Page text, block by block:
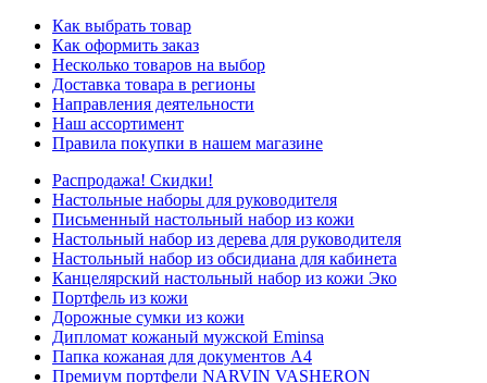
Как выбрать товар
Как оформить заказ
Несколько товаров на выбор
Доставка товара в регионы
Направления деятельности
Наш ассортимент
Правила покупки в нашем магазине
Распродажа! Скидки!
Настольные наборы для руководителя
Письменный настольный набор из кожи
Настольный набор из дерева для руководителя
Настольный набор из обсидиана для кабинета
Канцелярский настольный набор из кожи Эко
Портфель из кожи
Дорожные сумки из кожи
Дипломат кожаный мужской Eminsa
Папка кожаная для документов А4
Премиум портфели NARVIN VASHERON